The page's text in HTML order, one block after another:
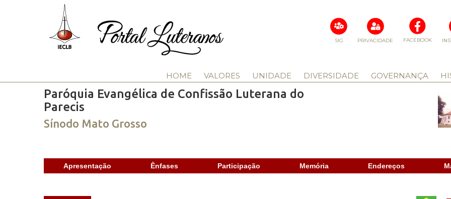
FACEBOOK
PRIVACIDADE
SIG
HOME VALORES UNIDADE DIVERSIDADE GOVERNANÇA
Paróquia Evangélica de Confissão Luterana do
Parecis
Sínodo Mato Grosso
Apresentação Ênfases Participação Memória Endereços